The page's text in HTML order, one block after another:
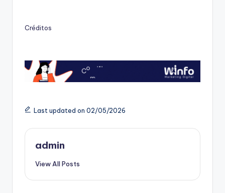
Créditos
Last updated on 02/05/2026
admin
View All Posts